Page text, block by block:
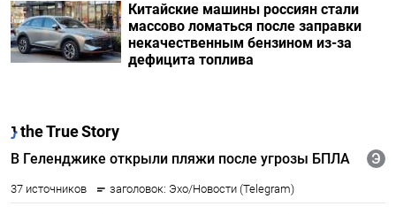
Китайские машины россиян стали
массово ломаться после заправки
некачественным бензином из-за
дефицита топлива